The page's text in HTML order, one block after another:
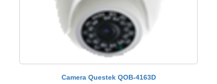
Camera Questek QOB-4163D